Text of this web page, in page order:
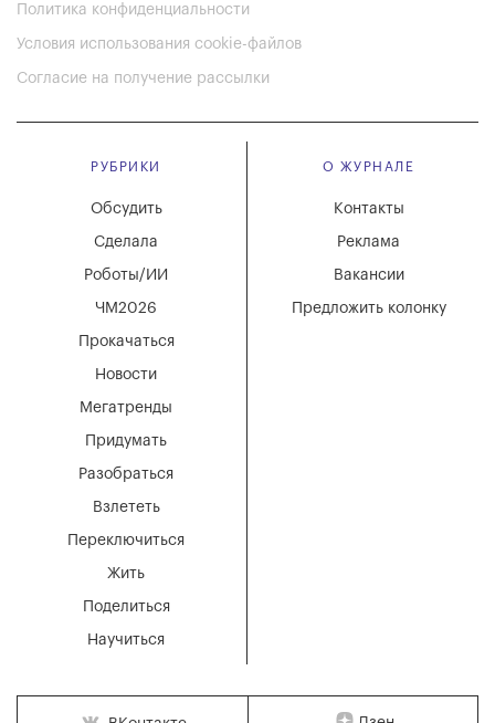
Политика конфиденциальности
Условия использования cookie-файлов
Согласие на получение рассылки
РУБРИКИ
Мегатренды
Придумать
Разобраться
Взлететь
Новости
Переключиться
Жить
Поделиться
Научиться
Обсудить
Сделала
Роботы/ИИ
ЧМ2026
Прокачаться
О ЖУРНАЛЕ
Вакансии
Реклама
Контакты
Предложить колонку